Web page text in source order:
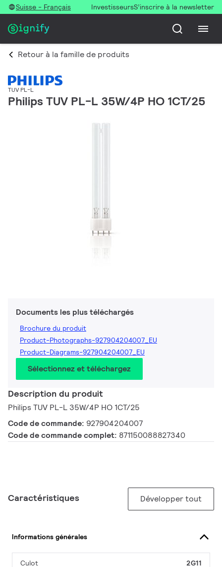
Suisse - Français InvestisseursS’inscrire à la newsletter
Retour à la famille de produits
TUV PL-L
Philips TUV PL-L 35W/4P HO 1CT/25
Documents les plus téléchargés
Brochure du produit
Product-Photographs-927904204007_EU
Product-Diagrams-927904204007_EU
Sélectionnez et téléchargez
Description du produit
Philips TUV PL-L 35W/4P HO 1CT/25
Code de commande: 927904204007
Code de commande complet: 871150088827340
Caractéristiques Développer tout
Informations générales
Culot 2G11